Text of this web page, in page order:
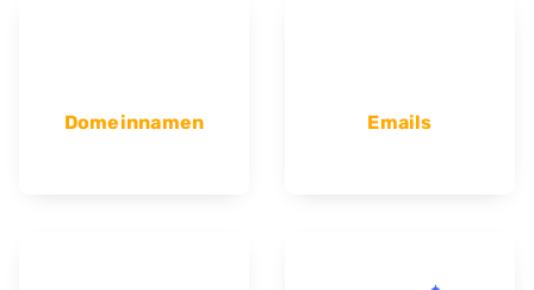
Domeinnamen Emails